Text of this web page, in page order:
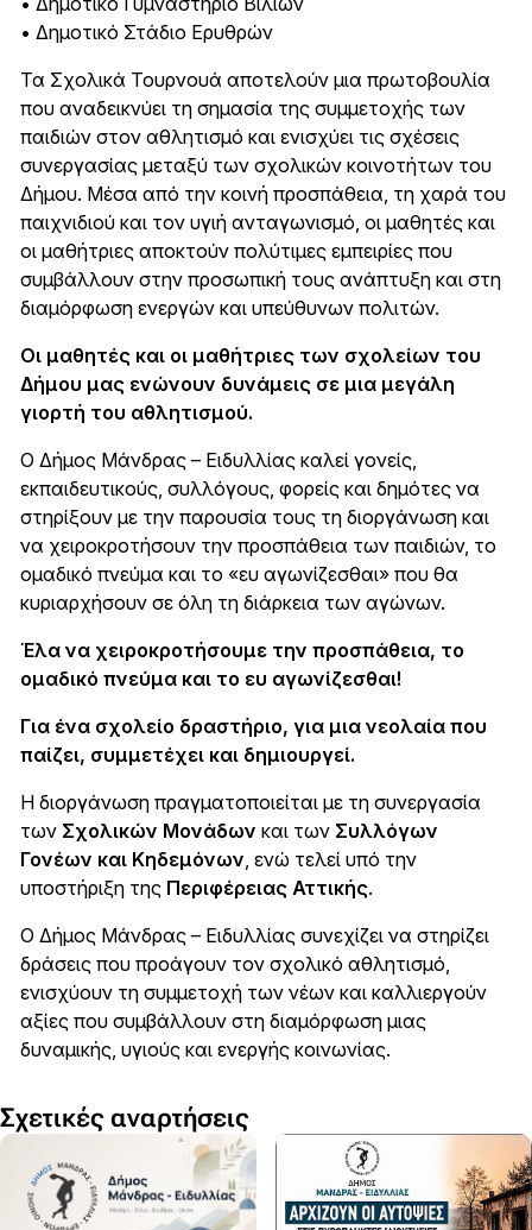
• Δημοτικό Στάδιο Ερυθρών
Τα Σχολικά Τουρνουά αποτελούν μια πρωτοβουλία
που αναδεικνύει τη σημασία της συμμετοχής των
παιδιών στον αθλητισμό και ενισχύει τις σχέσεις
συνεργασίας μεταξύ των σχολικών κοινοτήτων του
Δήμου. Μέσα από την κοινή προσπάθεια, τη χαρά του
παιχνιδιού και τον υγιή ανταγωνισμό, οι μαθητές και
οι μαθήτριες αποκτούν πολύτιμες εμπειρίες που
συμβάλλουν στην προσωπική τους ανάπτυξη και στη
διαμόρφωση ενεργών και υπεύθυνων πολιτών.
Οι μαθητές και οι μαθήτριες των σχολείων του
Δήμου μας ενώνουν δυνάμεις σε μια μεγάλη
γιορτή του αθλητισμού.
Ο Δήμος Μάνδρας – Ειδυλλίας καλεί γονείς,
εκπαιδευτικούς, συλλόγους, φορείς και δημότες να
στηρίξουν με την παρουσία τους τη διοργάνωση και
να χειροκροτήσουν την προσπάθεια των παιδιών, το
ομαδικό πνεύμα και το «ευ αγωνίζεσθαι» που θα
κυριαρχήσουν σε όλη τη διάρκεια των αγώνων.
Έλα να χειροκροτήσουμε την προσπάθεια, το
ομαδικό πνεύμα και το ευ αγωνίζεσθαι!
Για ένα σχολείο δραστήριο, για μια νεολαία που
παίζει, συμμετέχει και δημιουργεί.
Η διοργάνωση πραγματοποιείται με τη συνεργασία
των Σχολικών Μονάδων και των Συλλόγων
Γονέων και Κηδεμόνων, ενώ τελεί υπό την
υποστήριξη της Περιφέρειας Αττικής.
Ο Δήμος Μάνδρας – Ειδυλλίας συνεχίζει να στηρίζει
δράσεις που προάγουν τον σχολικό αθλητισμό,
ενισχύουν τη συμμετοχή των νέων και καλλιεργούν
αξίες που συμβάλλουν στη διαμόρφωση μιας
δυναμικής, υγιούς και ενεργής κοινωνίας.
Σχετικές αναρτήσεις